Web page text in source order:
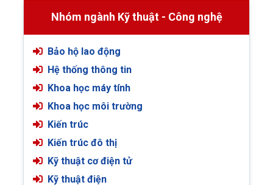
Nhóm ngành Kỹ thuật - Công nghệ
Bảo hộ lao động
Hệ thống thông tin
Khoa học máy tính
Khoa học môi trường
Kiến trúc
Kiến trúc đô thị
Kỹ thuật cơ điện tử
Kỹ thuật điện